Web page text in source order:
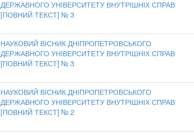
ДЕРЖАВНОГО УНІВЕРСИТЕТУ ВНУТРІШНІХ СПРАВ
[ПОВНИЙ ТЕКСТ] № 3
НАУКОВИЙ ВІСНИК ДНІПРОПЕТРОВСЬКОГО
ДЕРЖАВНОГО УНІВЕРСИТЕТУ ВНУТРІШНІХ СПРАВ
[ПОВНИЙ ТЕКСТ] № 3
НАУКОВИЙ ВІСНИК ДНІПРОПЕТРОВСЬКОГО
ДЕРЖАВНОГО УНІВЕРСИТЕТУ ВНУТРІШНІХ СПРАВ
[ПОВНИЙ ТЕКСТ] № 2